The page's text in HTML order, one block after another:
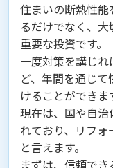
住まいの断熱性
るだけでなく、
重要な投資です。
一度対策を講じ
ど、年間を通じ
けることができま
現在は、国や自
れており、リフ
と言えます。